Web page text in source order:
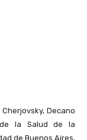
Decano
la Salud de la
de Buenos Aires,